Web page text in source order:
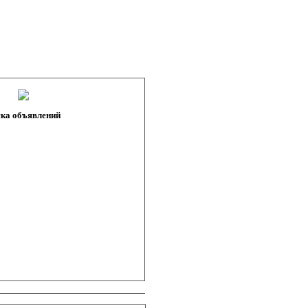
объявлений